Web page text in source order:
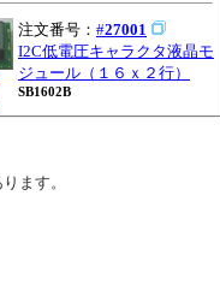
注文番号： #27001
I2C低電圧キャラクタ液晶モ
ジュール（１６ｘ２行）
SB1602B
ます。